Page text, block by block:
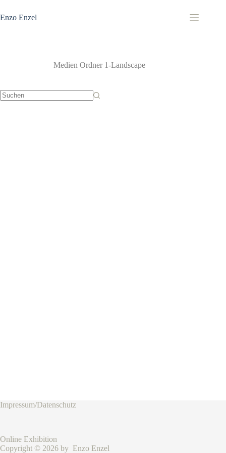
Inhalt
springen
Enzo Enzel
Medien Ordner1-Landscape
Impressum/Datenschutz
Online Exhibition
Copyright © 2026 by Enzo Enzel